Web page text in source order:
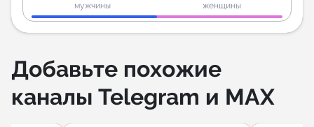
мужчины женщины
Добавьте похожие
каналы Telegram и MAX